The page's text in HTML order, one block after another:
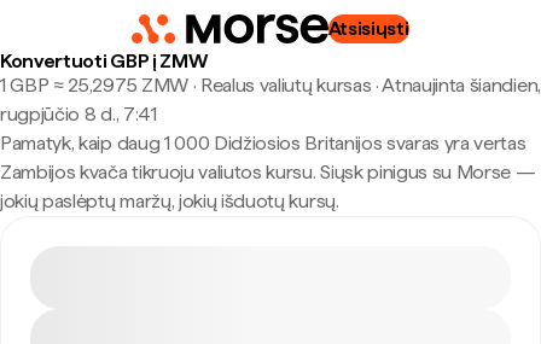
Atsisiųsti
Konvertuoti GBP į ZMW
1 GBP ≈ 25,2975 ZMW · Realus valiutų kursas ·Atnaujinta šiandien,
rugpjūčio 8 d., 7:41
Pamatyk, kaip daug 1 000 Didžiosios Britanijos svaras yra vertas
Zambijos kvača tikruoju valiutos kursu. Siųsk pinigus su Morse —
jokių paslėptų maržų, jokių išduotų kursų.